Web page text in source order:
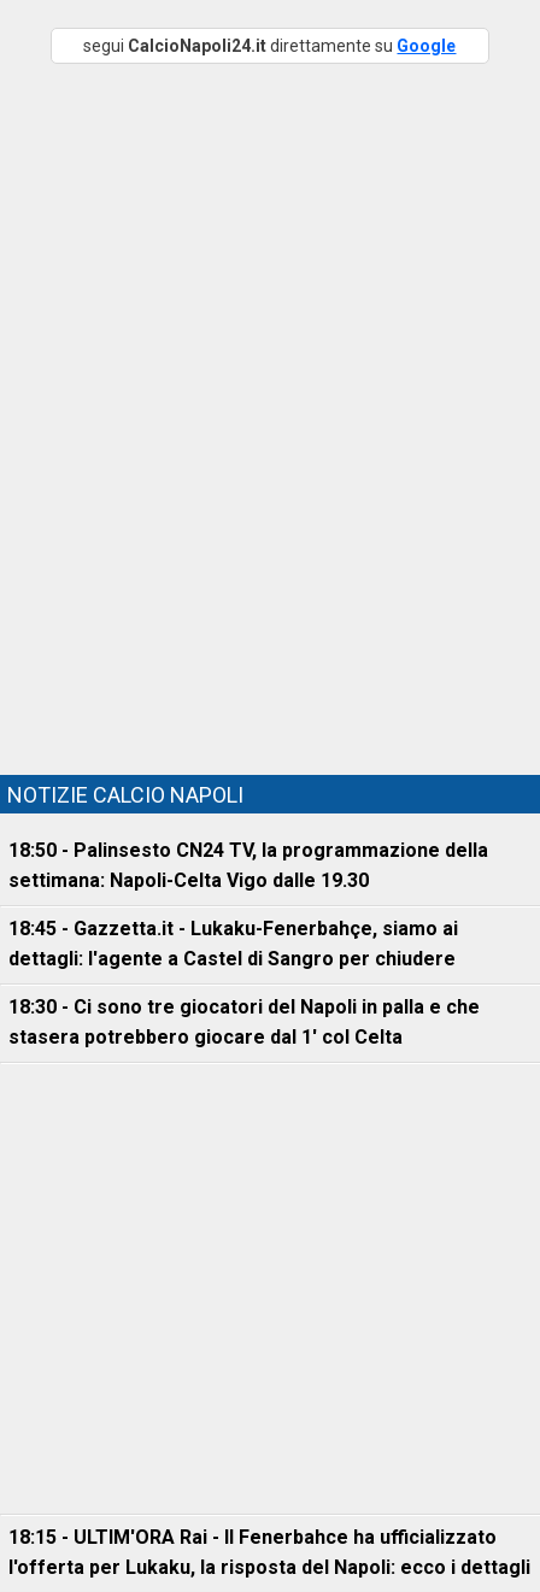
segui CalcioNapoli24.itdirettamente su Google
NOTIZIE CALCIO NAPOLI
18:50 - Palinsesto CN24 TV, la programmazione della
settimana: Napoli-Celta Vigo dalle 19.30
18:45 - Gazzetta.it - Lukaku-Fenerbahçe, siamo ai
dettagli: l'agente a Castel di Sangro per chiudere
18:30 - Ci sono tre giocatori del Napoli in palla e che
stasera potrebbero giocare dal 1' col Celta
18:15 - ULTIM'ORA Rai - Il Fenerbahce ha ufficializzato
l'offerta per Lukaku, la risposta del Napoli: ecco i dettagli